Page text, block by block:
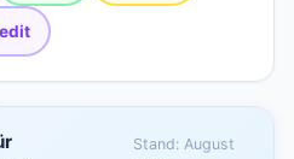
Stand: August